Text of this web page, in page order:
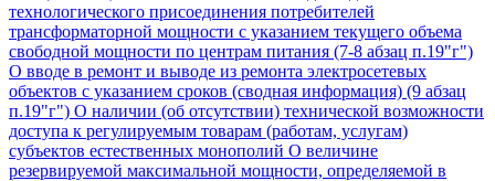
технологического присоединения потребителей
трансформаторной мощности с указанием текущего объема
свободной мощности по центрам питания (7-8 абзац п.19"г")
О вводе в ремонт и выводе из ремонта электросетевых
объектов с указанием сроков (сводная информация) (9 абзац
п.19"г") О наличии (об отсутствии) технической возможности
доступа к регулируемым товарам (работам, услугам)
субъектов естественных монополий О величине
резервируемой максимальной мощности, определяемой в